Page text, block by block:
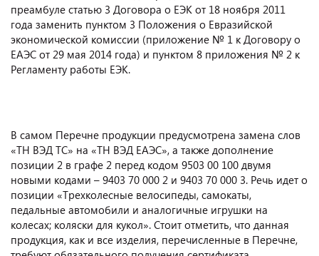
преамбуле статью 3 Договора о ЕЭК от 18 ноября 2011
года заменить пунктом 3 Положения о Евразийской
экономической комиссии (приложение № 1 к Договору о
ЕАЭС от 29 мая 2014 года) и пунктом 8 приложения № 2 к
Регламенту работы ЕЭК.
В самом Перечне продукции предусмотрена замена слов
«ТН ВЭД ТС» на «ТН ВЭД ЕАЭС», а также дополнение
позиции 2 в графе 2 перед кодом 9503 00 100 двумя
новыми кодами – 9403 70 000 2 и 9403 70 000 3. Речь идет о
позиции «Трехколесные велосипеды, самокаты,
педальные автомобили и аналогичные игрушки на
колесах; коляски для кукол». Стоит отметить, что данная
продукция, как и все изделия, перечисленные в Перечне,